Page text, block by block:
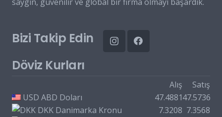
Bizi Takip Edin
Döviz Kurları
Satış
Alış
USD ABD Doları 47.5736
47.4881
DKK Danimarka Kronu 7.3568
7.3208